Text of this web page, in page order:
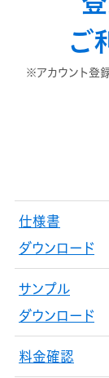
ご
※アカウント登
仕様書
ダウンロード
サンプル
ダウンロード
料金確認